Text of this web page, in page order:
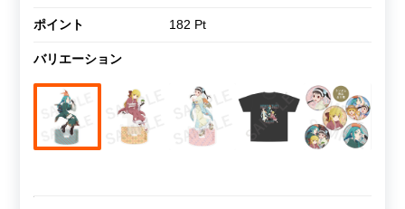
ポイント 182 Pt
バリエーション